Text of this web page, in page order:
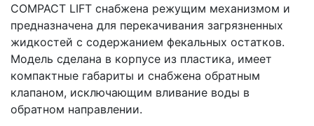
COMPACT LIFT снабжена режущим механизмом и
предназначена для перекачивания загрязненных
жидкостей с содержанием фекальных остатков.
Модель сделана в корпусе из пластика, имеет
компактные габариты и снабжена обратным
клапаном, исключающим вливание воды в
обратном направлении.